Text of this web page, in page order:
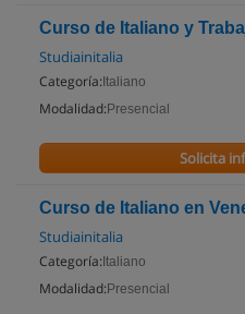
Curso de Italiano y
Studiainitalia
Categoría: Italiano
Modalidad: Presencial
Solicita
Curso de Italiano en
Studiainitalia
Categoría: Italiano
Modalidad: Presencial